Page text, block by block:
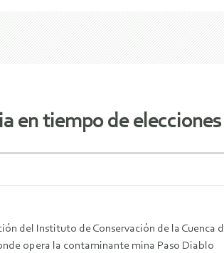
en tiempo de elecciones
del Instituto de Conservación de la
opera la contaminante mina Paso Diablo